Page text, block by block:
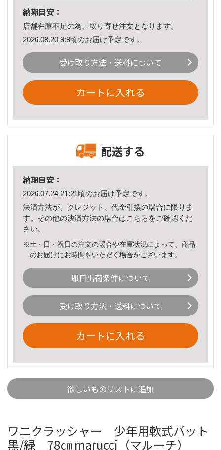
納期目安：
店舗在庫不足の為、取り寄せ注文となります。
2026.08.20 9:9頃のお届け予定です。
受け取り方法・送料について
カートに入れる
配送する
納期目安：
2026.07.24 21:21頃のお届け予定です。
決済方法が、クレジット、代金引換の場合に限りま
す。その他の決済方法の場合はこちら をご確認くだ
さい。
※土・日・祝日の注文の場合や在庫状況によって、商品
のお届けにお時間をいただく場合がございます。
即日出荷条件について
受け取り方法・送料について
カートに入れる
欲しいものリストに追加
ワニクラッシャー 少年用軟式バット
黒/緑 78㎝ marucci（マルーチ）